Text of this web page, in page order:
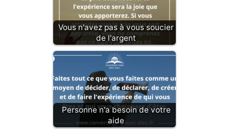
Vous n'avez pas à vous soucier
de l'argent
Personne n'a besoin de votre
aide